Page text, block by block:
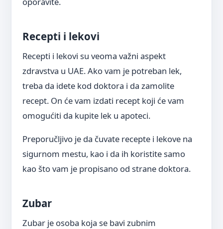
Recepti i lekovi
Recepti i lekovi su veoma važni aspekt
zdravstva u UAE. Ako vam je potreban lek,
treba da idete kod doktora i da zamolite
recept. On će vam izdati recept koji će vam
omogućiti da kupite lek u apoteci.
Preporučljivo je da čuvate recepte i lekove na
sigurnom mestu, kao i da ih koristite samo
kao što vam je propisano od strane doktora.
Zubar
Zubar je osoba koja se bavi zubnim